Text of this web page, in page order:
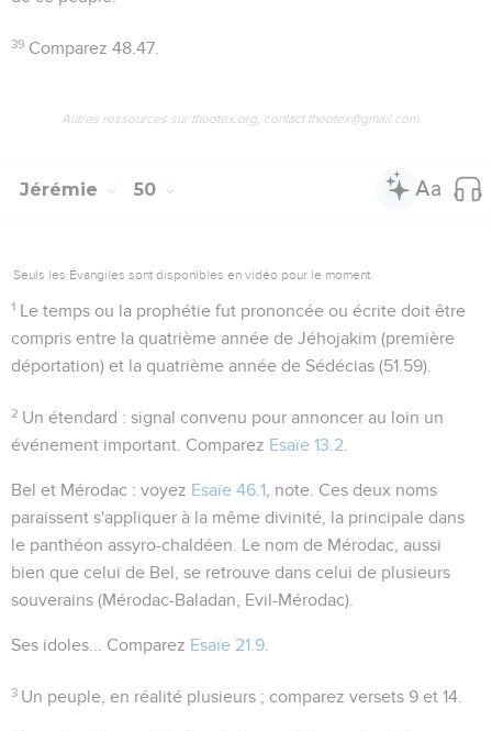
39 Comparez48.47
Autres ressources sur theotex.org, contact theotex@gmail.com
Jérémie 50
Seuls les Évangiles sont disponibles en vidéo pour le moment.
1 Le temps ou la prophétie fut prononcée ou écrite doit être
compris entre la quatrième année de Jéhojakim (première
déportation) et la quatrième année de Sédécias (51.59).
2 Un étendard : signal convenu pour annoncer au loin un
événement important. Comparez Esaïe 13.2
Bel et Mérodac : voyez Esaïe 46.1 , note. Ces deux noms
paraissent s'appliquer à la même divinité, la principale dans
le panthéon assyro-chaldéen. Le nom de Mérodac, aussi
bien que celui de Bel, se retrouve dans celui de plusieurs
souverains (Mérodac-Baladan, Evil-Mérodac).
Ses idoles... Comparez Esaïe 21.9
3 Un peuple , en réalité plusieurs ; comparez versets 9 et 14.